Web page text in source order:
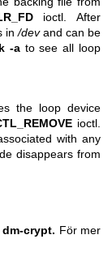
ioctl. After
in/devand can be
-ato see all loop
the loop device
ioctl.
with any
disappears from
crypt. För mer